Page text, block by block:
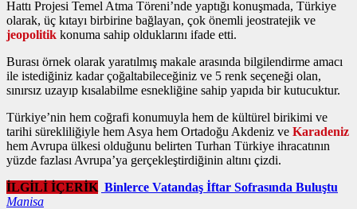
Hattı Projesi Temel Atma Töreni’nde yaptığı konuşmada, Türkiye
olarak, üç kıtayı birbirine bağlayan, çok önemli jeostratejik ve
jeopolitik konuma sahip olduklarını ifade etti.
Burası örnek olarak yaratılmış makale arasında bilgilendirme amacı
ile istediğiniz kadar çoğaltabileceğiniz ve 5 renk seçeneği olan,
sınırsız uzayıp kısalabilme esnekliğine sahip yapıda bir kutucuktur.
Türkiye’nin hem coğrafi konumuyla hem de kültürel birikimi ve
tarihi sürekliliğiyle hem Asya hem Ortadoğu Akdeniz ve Karadeniz
hem Avrupa ülkesi olduğunu belirten Turhan Türkiye ihracatının
yüzde fazlası Avrupa’ya gerçekleştirdiğinin altını çizdi.
İLGİLİ İÇERİK Binlerce Vatandaş İftar Sofrasında Buluştu
Manisa